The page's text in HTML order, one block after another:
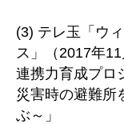
(3) テレ玉「ウ
ス」（2017年
連携力育成プロ
災害時の避難所
ぶ～」